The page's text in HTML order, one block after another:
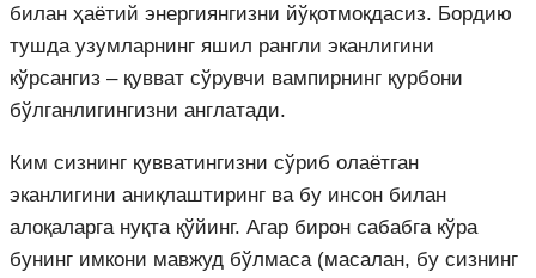
билан ҳаётий энергиянгизни йўқотмоқдасиз. Бордию
тушда узумларнинг яшил рангли эканлигини
кўрсангиз – қувват сўрувчи вампирнинг қурбони
бўлганлигингизни англатади.
Ким сизнинг қувватингизни сўриб олаётган
эканлигини аниқлаштиринг ва бу инсон билан
алоқаларга нуқта қўйинг. Агар бирон сабабга кўра
бунинг имкони мавжуд бўлмаса (масалан, бу сизнинг